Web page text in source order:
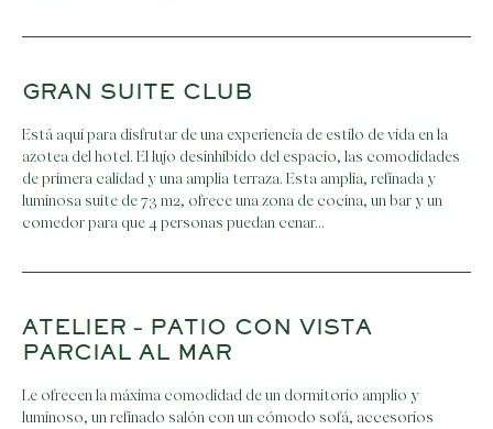
GRAN SUITE CLUB
Está aquí para disfrutar de una experiencia de estilo de vida en la
azotea del hotel. El lujo desinhibido del espacio, las comodidades
de primera calidad y una amplia terraza. Esta amplia, refinada y
luminosa suite de 73 m2, ofrece una zona de cocina, un bar y un
comedor para que 4 personas puedan cenar…
ATELIER – PATIO CON VISTA
PARCIAL AL MAR
Le ofrecen la máxima comodidad de un dormitorio amplio y
luminoso, un refinado salón con un cómodo sofá, accesorios